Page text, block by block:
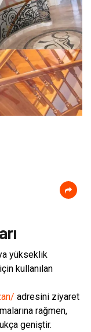
yükseklik
kullanılan
adresini ziyaret
rağmen,
geniştir.